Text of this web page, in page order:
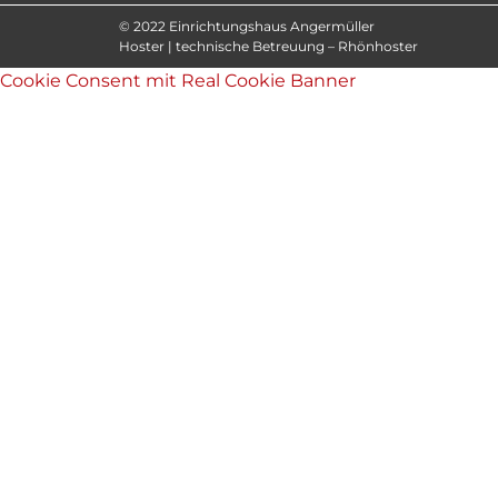
© 2022 Einrichtungshaus Angermüller
Hoster | technische Betreuung – Rhönhoster
Cookie Consent mit Real Cookie Banner